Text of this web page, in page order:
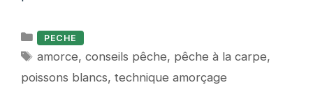
Catégories
PECHE
Étiquettes
amorce,conseils pêche, pêche à la carpe,
poissons blancs, technique amorçage